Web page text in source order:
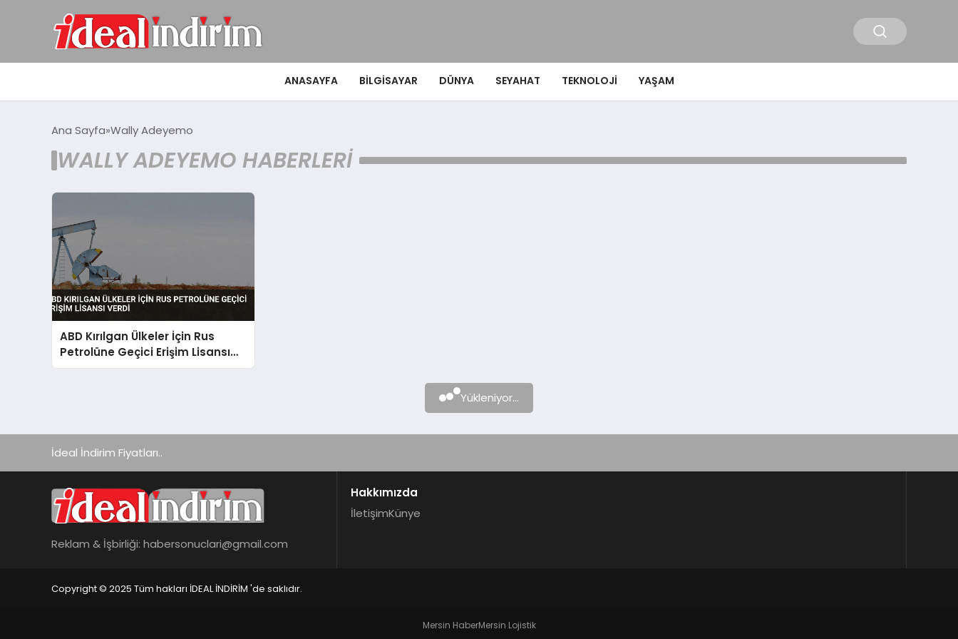
ANASAYFA BILGISAYAR DÜNYA SEYAHAT TEKNOLOJI YAŞAM
Ana Sayfa Wally Adeyemo
WALLY ADEYEMO HABERLERI
ABD Kırılgan Ülkeler İçin Rus
Petrolüne Geçici Erişim Lisansı
Verdi
Yükleniyor...
İdeal İndirim Fiyatları..
Reklam & İşbirliği: habersonuclari@gmail.com
Hakkımızda
İletişimKünye
Copyright © 2025 Tüm hakları İDEAL İNDİRİM 'de saklıdır.
Mersin HaberMersin Lojistik